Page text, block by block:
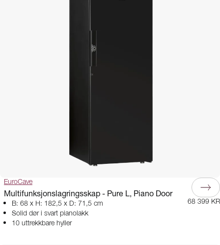
EuroCave
Multifunksjonslagringsskap - Pure L, Piano Door
B: 68 x H: 182,5 x D: 71,5 cm
Solid dør i svart pianolakk
10 uttrekkbare hyller
68 399 KR